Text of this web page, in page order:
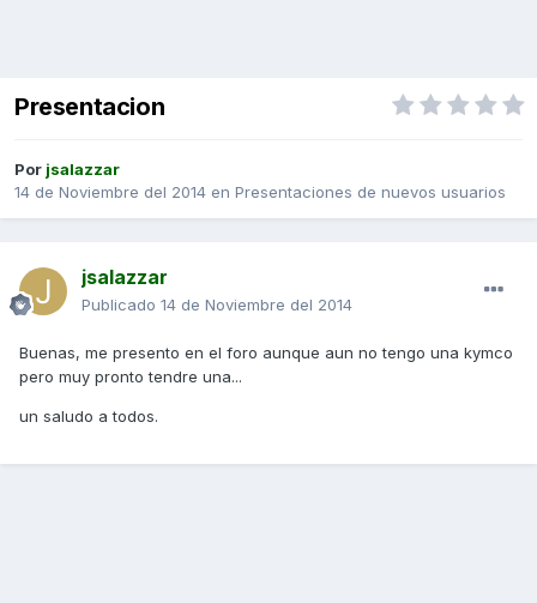
Presentacion
Por jsalazzar
14 de Noviembre del 2014 en Presentaciones de nuevos usuarios
jsalazzar
Publicado 14 de Noviembre del 2014
Buenas, me presento en el foro aunque aun no tengo una kymco
pero muy pronto tendre una...
un saludo a todos.